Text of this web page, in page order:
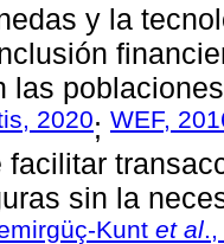
y la
las
2020; WEF,
facilitar
sin la
Kunt et al